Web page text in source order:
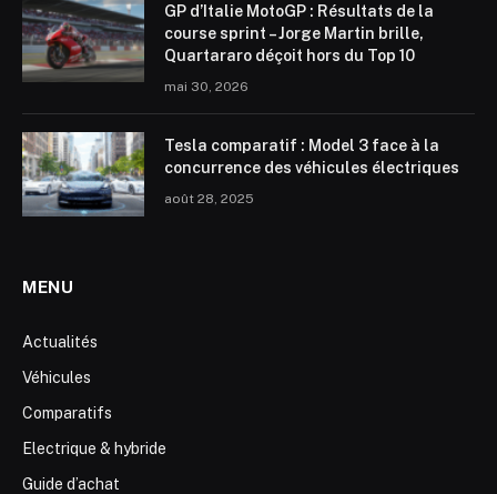
GP d’Italie MotoGP : Résultats de la
course sprint – Jorge Martin brille,
Quartararo déçoit hors du Top 10
mai 30, 2026
Tesla comparatif : Model 3 face à la
concurrence des véhicules électriques
août 28, 2025
MENU
Actualités
Véhicules
Comparatifs
Electrique & hybride
Guide d’achat